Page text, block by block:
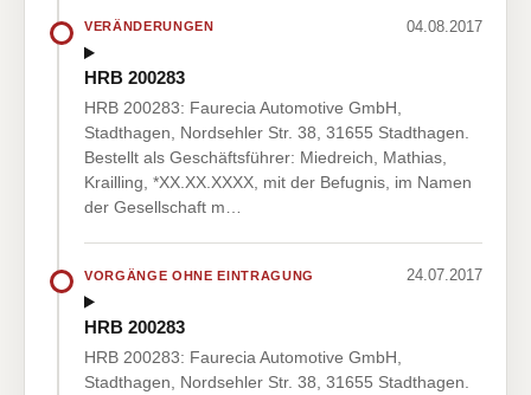
VERÄNDERUNGEN 04.08.2017
HRB 200283
HRB 200283: Faurecia Automotive GmbH,
Stadthagen, Nordsehler Str. 38, 31655 Stadthagen.
Bestellt als Geschäftsführer: Miedreich, Mathias,
Krailling, *XX.XX.XXXX, mit der Befugnis, im Namen
der Gesellschaft m…
VORGÄNGE OHNE EINTRAGUNG 24.07.2017
HRB 200283
HRB 200283: Faurecia Automotive GmbH,
Stadthagen, Nordsehler Str. 38, 31655 Stadthagen.